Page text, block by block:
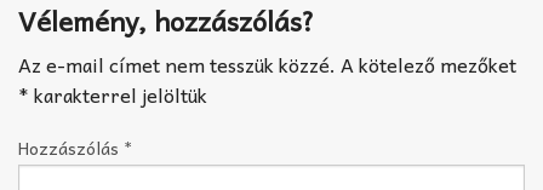
Vélemény, hozzászólás?
Az e-mail címet nem tesszük közzé. A kötelező mezőket
*karakterrel jelöltük
Hozzászólás *